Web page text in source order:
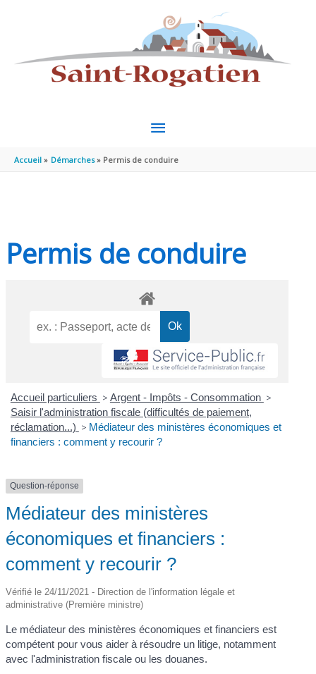
MENU
PRINCIPAL
Accueil Démarches Permis de conduire
Permis de conduire
Accueil particuliers > Argent - Impôts - Consommation >
Saisir l'administration fiscale (difficultés de paiement,
réclamation...) > Médiateur des ministères économiques et
financiers : comment y recourir ?
Question-réponse
Médiateur des ministères
économiques et financiers :
comment y recourir ?
Vérifié le 24/11/2021 - Direction de l'information légale et
administrative (Première ministre)
Le médiateur des ministères économiques et financiers est
compétent pour vous aider à résoudre un litige, notamment
avec l'administration fiscale ou les douanes.